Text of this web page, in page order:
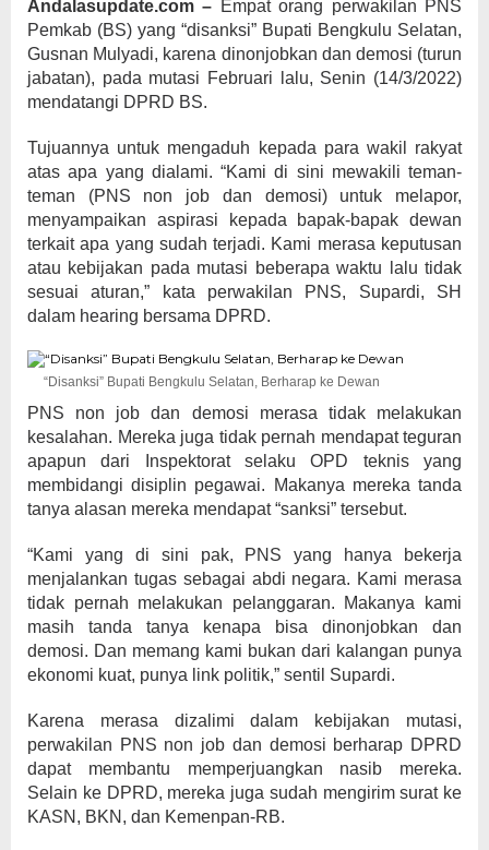
Andalasupdate.com – Empat orang perwakilan PNS
Pemkab (BS) yang “disanksi” Bupati Bengkulu Selatan,
Gusnan Mulyadi, karena dinonjobkan dan demosi (turun
jabatan), pada mutasi Februari lalu, Senin (14/3/2022)
mendatangi DPRD BS.
Tujuannya untuk mengaduh kepada para wakil rakyat
atas apa yang dialami. “Kami di sini mewakili teman-
teman (PNS non job dan demosi) untuk melapor,
menyampaikan aspirasi kepada bapak-bapak dewan
terkait apa yang sudah terjadi. Kami merasa keputusan
atau kebijakan pada mutasi beberapa waktu lalu tidak
sesuai aturan,” kata perwakilan PNS, Supardi, SH
dalam hearing bersama DPRD.
“Disanksi” Bupati Bengkulu Selatan, Berharap ke Dewan
PNS non job dan demosi merasa tidak melakukan
kesalahan. Mereka juga tidak pernah mendapat teguran
apapun dari Inspektorat selaku OPD teknis yang
membidangi disiplin pegawai. Makanya mereka tanda
tanya alasan mereka mendapat “sanksi” tersebut.
“Kami yang di sini pak, PNS yang hanya bekerja
menjalankan tugas sebagai abdi negara. Kami merasa
tidak pernah melakukan pelanggaran. Makanya kami
masih tanda tanya kenapa bisa dinonjobkan dan
demosi. Dan memang kami bukan dari kalangan punya
ekonomi kuat, punya link politik,” sentil Supardi.
Karena merasa dizalimi dalam kebijakan mutasi,
perwakilan PNS non job dan demosi berharap DPRD
dapat membantu memperjuangkan nasib mereka.
Selain ke DPRD, mereka juga sudah mengirim surat ke
KASN, BKN, dan Kemenpan-RB.